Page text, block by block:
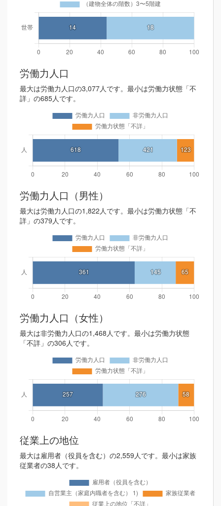
労働力人口
最大は労働力人口の3,077人です。最小は労働力状態「不
詳」の685人です。
労働力人口（男性）
最大は労働力人口の1,822人です。最小は労働力状態「不
詳」の379人です。
労働力人口（女性）
最大は非労働力人口の1,468人です。最小は労働力状態
「不詳」の306人です。
従業上の地位
最大は雇用者（役員を含む）の2,559人です。最小は家族
従業者の38人です。